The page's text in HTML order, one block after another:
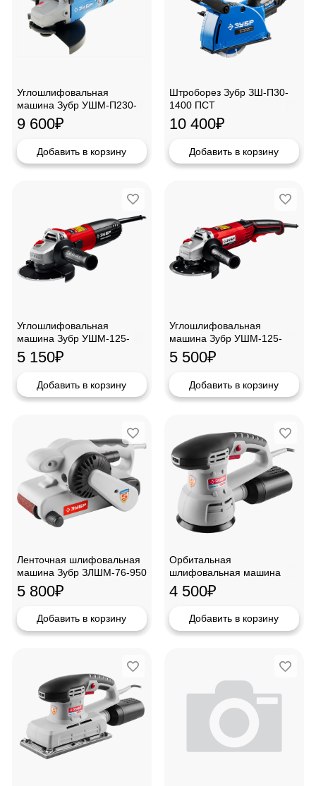
Углошлифовальная
машина Зубр УШМ-П230-
2100ПВ
9 600₽
Добавить в корзину
Штроборез Зубр ЗШ-П30-
1400 ПСТ
10 400₽
Добавить в корзину
Углошлифовальная
машина Зубр УШМ-125-
1105ЭТ
5 150₽
Добавить в корзину
Углошлифовальная
машина Зубр УШМ-125-
1205Э
5 500₽
Добавить в корзину
Ленточная шлифовальная
машина Зубр ЗЛШМ-76-950
5 800₽
Добавить в корзину
Орбитальная
шлифовальная машина
Зубр ЗОШМ-450-125
4 500₽
Добавить в корзину